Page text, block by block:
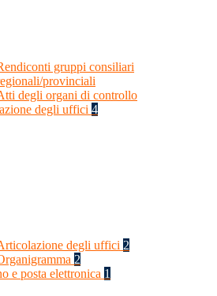
gruppi consiliari
provinciali
degli organi di controllo
degli uffici 4
degli uffici 2
2
e posta elettronica 1